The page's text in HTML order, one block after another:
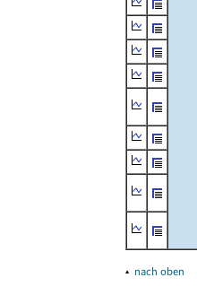
▴ nach oben